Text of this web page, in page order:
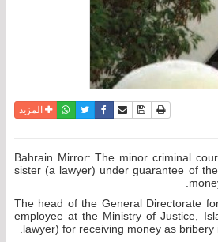
نسخة للطباعة
حفظ الموضوع
أرسل الى صديق
فيسبوكتويترواتسابالمزيد
Bahrain Mirror: The minor criminal
sister (a lawyer) under guarantee of
The head of the General Directorate
employee at the Ministry of Justice,
lawyer) for receiving money as